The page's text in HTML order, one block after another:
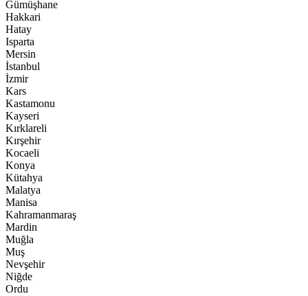
Gümüşhane
Hakkari
Hatay
Isparta
Mersin
İstanbul
İzmir
Kars
Kastamonu
Kayseri
Kırklareli
Kırşehir
Kocaeli
Konya
Kütahya
Malatya
Manisa
Kahramanmaraş
Mardin
Muğla
Muş
Nevşehir
Niğde
Ordu